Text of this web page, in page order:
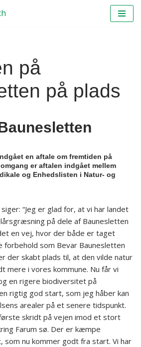
på
på plads
en aftale om fremtiden på
er aftalen indgået mellem
og Enhedslisten i Natur- og
“Jeg er glad for, at vi har landet
på dele af Baunesletten
en vej, hvor der både er taget
forbehold som Bevar Baunesletten
der skabt plads til, at den vilde natur
mere i vores kommune. Nu får vi
en rigere biodiversitet på
rigtig god start, som jeg håber kan
arealer på et senere tidspunkt.
skridt på vejen imod et stort
Farum sø. Der er kæmpe
nu kommer godt fra start. Vi har